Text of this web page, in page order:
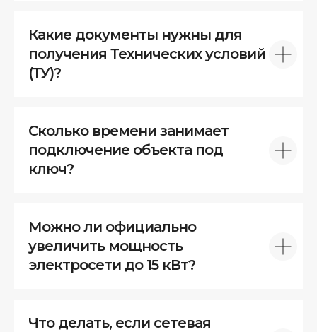
Какие документы нужны для
получения Технических условий
(ТУ)?
Сколько времени занимает
подключение объекта под
ключ?
Можно ли официально
увеличить мощность
электросети до 15 кВт?
Что делать, если сетевая